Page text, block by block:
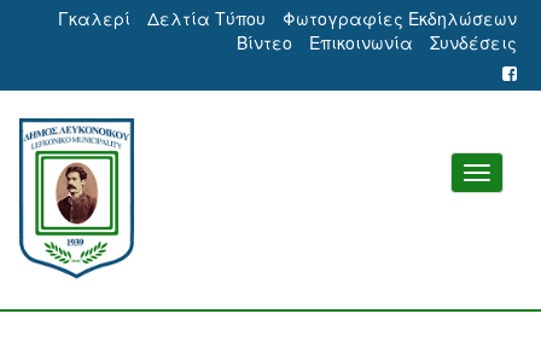
Γκαλερί Δελτία Τύπου
Φωτογραφίες Εκδηλώσεων
Βίντεο
Επικοινωνία Συνδέσεις